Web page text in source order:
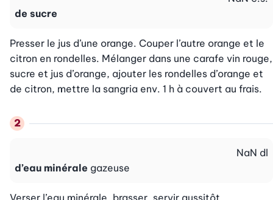
de sucre
Presser le jus d’une orange. Couper l’autre orange et le
citron en rondelles. Mélanger dans une carafe vin rouge,
sucre et jus d’orange, ajouter les rondelles d’orange et
de citron, mettre la sangria env. 1 h à couvert au frais.
d’eau minérale gazeuse
NaN dl